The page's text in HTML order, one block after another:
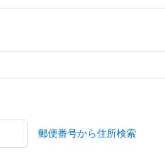
郵便番号から住所検索